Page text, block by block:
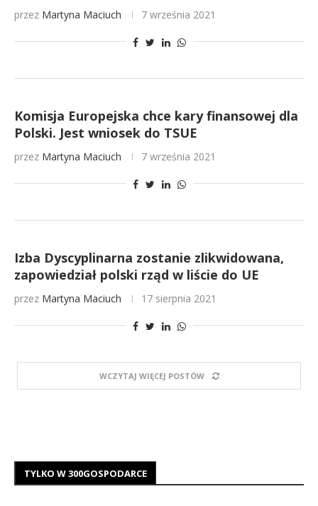
przez Martyna Maciuch 7 września 2021
Komisja Europejska chce kary finansowej dla
Polski. Jest wniosek do TSUE
przez Martyna Maciuch 7 września 2021
Izba Dyscyplinarna zostanie zlikwidowana,
zapowiedział polski rząd w liście do UE
przez Martyna Maciuch 17 sierpnia 2021
WCZYTAJ WIĘCEJ POSTÓW
TYLKO W 300GOSPODARCE